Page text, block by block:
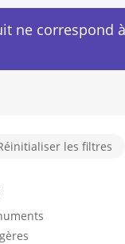
ne correspond
les filtres